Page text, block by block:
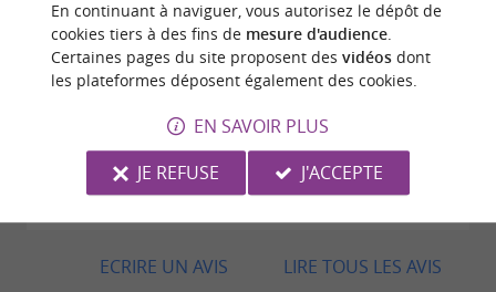
Avis publié par Laurent OTTAWAY le
Très bon accueil, personnel aimable et très
sympathique. Nous avons pris 2 menus du jours. De
bons produits, de saison et de proximité. Je
LIRE TOUS LES AVIS
ECRIRE UN AVIS
En continuant à naviguer, vous autorisez le dépôt de
cookies tiers à des fins de mesure d'audience.
Certaines pages du site proposent des vidéosdont
les plateformes déposent également des cookies.
EN SAVOIR PLUS
JE REFUSE
J'ACCEPTE